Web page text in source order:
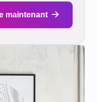
maintenant